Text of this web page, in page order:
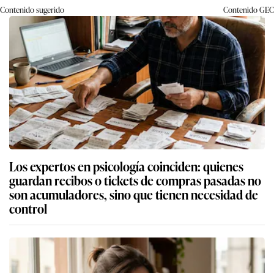
Contenido sugerido ContenidoGEC
Los expertos en psicología coinciden: quienes
guardan recibos o tickets de compras pasadas no
son acumuladores, sino que tienen necesidad de
control